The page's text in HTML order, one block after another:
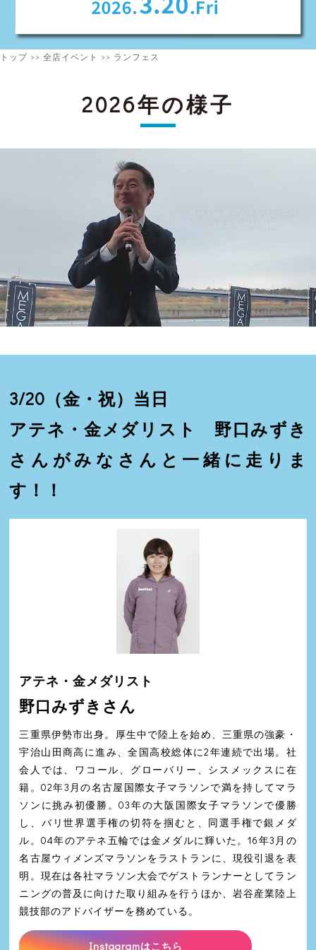
トップ >> 全店イベント >> ランフェス
2026年の様子
3/20（金・祝）当日
アテネ・金メダリスト 野口みずき
さんがみなさんと一緒に走りま
す！！
アテネ・金メダリスト
野口みずきさん
三重県伊勢市出身。厚生中で陸上を始め、三重県の強豪・
宇治山田商高に進み、全国高校総体に2年連続で出場。社
会人では、ワコール、グローバリー、シスメックスに在
籍。02年3月の名古屋国際女子マラソンで満を持してマラ
ソンに挑み初優勝。03年の大阪国際女子マラソンで優勝
し、バリ世界選手権の切符を掴むと、同選手権で銀メダ
ル。04年のアテネ五輪では金メダルに輝いた。16年3月の
名古屋ウィメンズマラソンをラストランに、現役引退を表
明。現在は各社マラソン大会でゲストランナーとしてラン
ニングの普及に向けた取り組みを行うほか、岩谷産業陸上
競技部のアドバイザーを務めている。
Instagramはこちら